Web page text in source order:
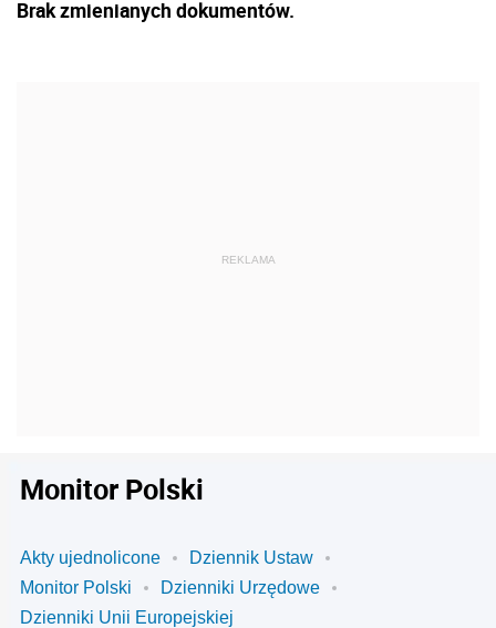
Brak zmienianych dokumentów.
Monitor Polski
Akty ujednolicone
Dziennik Ustaw
Monitor Polski
Dzienniki Urzędowe
Dzienniki Unii Europejskiej